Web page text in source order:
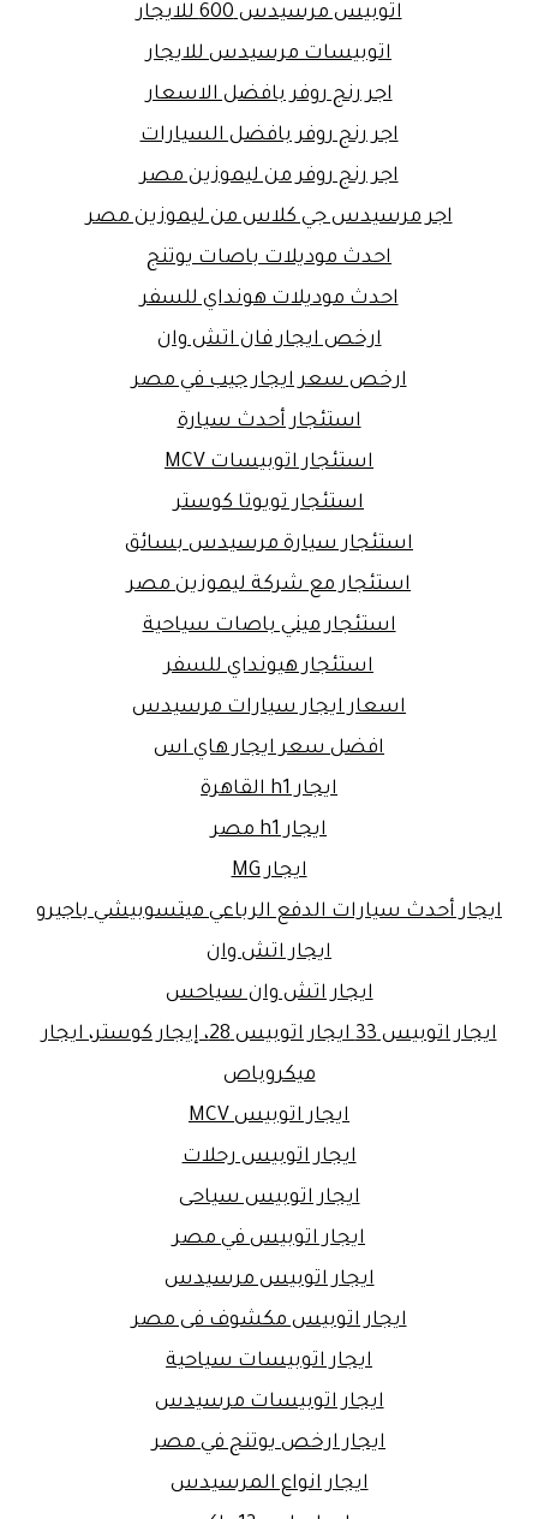
اتوبيس مرسيدس 600 للايجار
اتوبيسات مرسيدس للايجار
اجر رنج روفر بافضل الاسعار
اجر رنج روفر بافضل السيارات
اجر رنج روفر من ليموزين مصر
اجر مرسيدس جي كلاس من ليموزين مصر
احدث موديلات باصات يوتنج
احدث موديلات هونداي للسفر
ارخص ايجار فان اتش وان
ارخص سعر ايجار جيب في مصر
استئجار أحدث سيارة
استئجار اتوبيسات MCV
استئجار تويوتا كوستر
استئجار سيارة مرسيدس بسائق
استئجار مع شركة ليموزين مصر
استئجار ميني باصات سياحية
استئجار هيونداي للسفر
اسعار ايجار سيارات مرسيدس
افضل سعر ايجار هاي اس
ايجار h1 القاهرة
ايجار h1 مصر
ايجار MG
ايجار أحدث سيارات الدفع الرباعي ميتسوبيشي باجيرو
ايجار اتش وان
ايجار اتش وان سياحس
ايجار اتوبيس 33 ايجار اتوبيس 28، إيجار كوستر، ايجار
ميكروباص
ايجار اتوبيس MCV
ايجار اتوبيس رحلات
ايجار اتوبيس سياحى
ايجار اتوبيس في مصر
ايجار اتوبيس مرسيدس
ايجار اتوبيس مكشوف فى مصر
ايجار اتوبيسات سياحية
ايجار اتوبيسات مرسيدس
ايجار ارخص يوتنج في مصر
ايجار انواع المرسيدس